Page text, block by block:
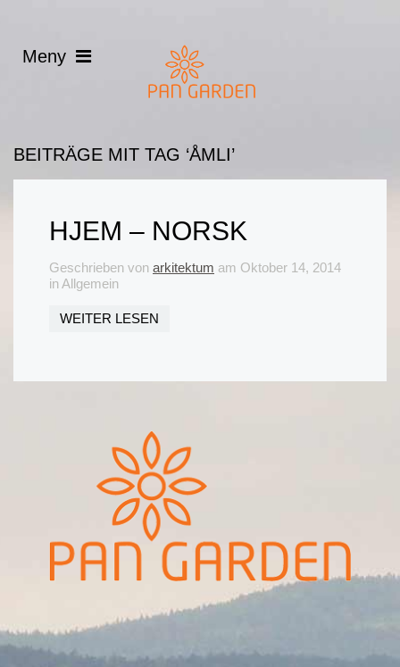
BEITRÄGE MIT TAG ‘ÅMLI’
HJEM – NORSK
Geschrieben von arkitektum am Oktober 14, 2014
in Allgemein
WEITER LESEN